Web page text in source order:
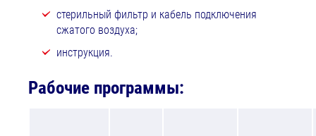
стерильный фильтр и кабель подключения
сжатого воздуха;
инструкция.
Рабочие программы: